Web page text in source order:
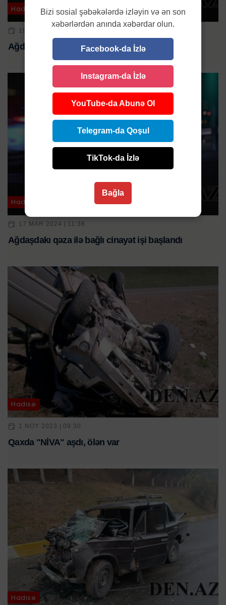
Hadisə
19 YAN 2024 | 21:39
Ağdaşda DƏHŞƏTLİqəza: 2 ÖLÜ, 4 YARALI
Hadisə
17 MAR 2024 | 11:36
Ağdaşdakı qəza ilə bağlı cinayət işi başlandı
Hadisə
1 NOY 2023 | 09:30
Qaxda "NİVA" aşdı, ölən var
Hadisə
Bizi sosial şəbəkələrdə izləyin və ən son
xəbərlərdən anında xəbərdar olun.
Facebook-da İzlə
Instagram-da İzlə
YouTube-da Abunə Ol
Telegram-da Qoşul
TikTok-da İzlə
Bağla